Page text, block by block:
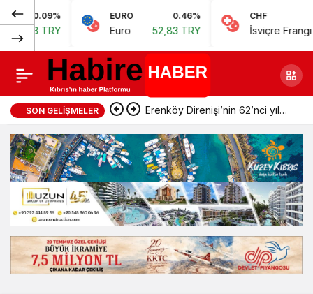
EURO 0.46%
52,83 TRY İsviçre Frangı 57,38
SON GELIŞMELER Erenköy Direnişi’nin 62’nci yıl
dönümünde şehitler törenle
anıldı
Tatar’a YDÜ
Hastanesi’nde
stent takıldı
(100%)
0 Paylaş